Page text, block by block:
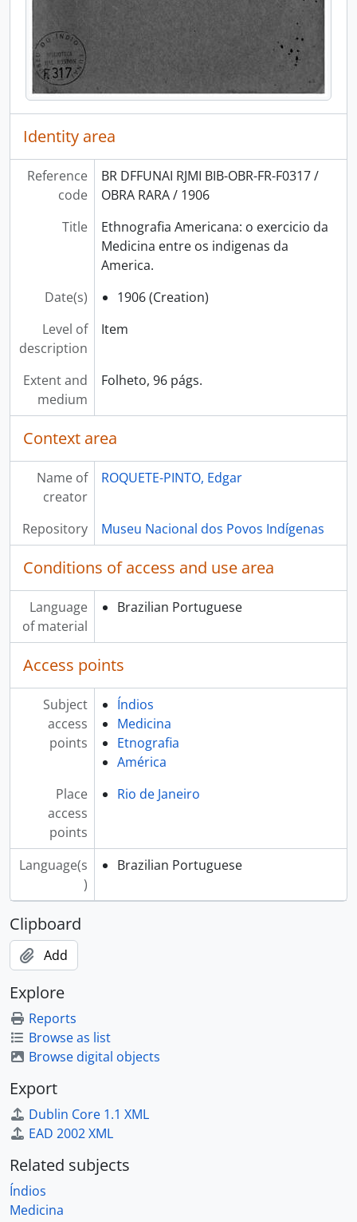
Identity area
Reference
code
BR DFFUNAI RJMI BIB-OBR-FR-F0317 /
OBRA RARA / 1906
Title
Ethnografia Americana: o exercicio da
Medicina entre os indigenas da
America.
Date(s)
1906 (Creation)
Level of
description
Item
Extent and
medium
Folheto, 96 págs.
Context area
Name of
creator
ROQUETE-PINTO, Edgar
Repository Museu Nacional dos Povos Indígenas
Conditions of access and use area
Language
of material
Brazilian Portuguese
Access points
Subject
access
points
Índios
Medicina
Etnografia
América
Place
access
points
Rio de Janeiro
Language(s
)
Brazilian Portuguese
Clipboard
Add
Explore
Reports
Browse as list
Browse digital objects
Export
Dublin Core 1.1 XML
EAD 2002 XML
Related subjects
Índios
Medicina